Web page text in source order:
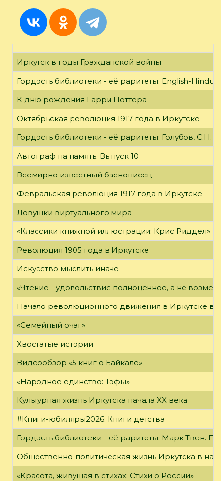
Иркутск в годы Гражданской войны
Гордость библиотеки - её раритеты: English-
К дню рождения Гарри Поттера
Октябрьская революция 1917 года в Иркутске
Гордость библиотеки - её раритеты: Голубов, С.Н.
Автограф на память. Выпуск 10
Всемирно известный баснописец
Февральская революция 1917 года в Иркутске
Ловушки виртуального мира
«Классики книжной иллюстрации: Крис Риддел»
Революция 1905 года в Иркутске
Искусство мыслить иначе
«Чтение - удовольствие полноценное, а не
Начало революционного движения в Иркутске в
«Семейный очаг»
Хвостатые истории
Видеообзор «5 книг о Байкале»
«Народное единство: Тофы»
Культурная жизнь Иркутска начала XX века
#Книги-юбиляры2026: Книги детства
Гордость библиотеки - её раритеты: Марк Твен.
Общественно-политическая жизнь Иркутска в
«Красота, живущая в стихах: Стихи о России»